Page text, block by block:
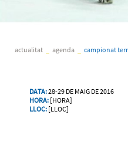
actualitat agenda campionat
DATA:28-29 DE MAIG DE 2016
HORA:[HORA]
LLOC:[LLOC]